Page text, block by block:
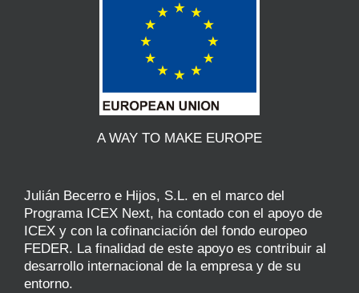
A WAY TO MAKE EUROPE
Julián Becerro e Hijos, S.L. en el marco del
Programa ICEX Next, ha contado con el apoyo de
ICEX y con la cofinanciación del fondo europeo
FEDER. La finalidad de este apoyo es contribuir al
desarrollo internacional de la empresa y de su
entorno.